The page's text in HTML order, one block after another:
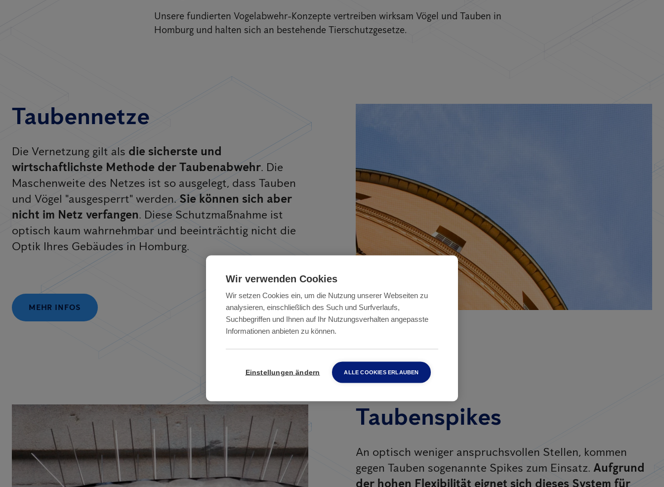
Unsere fundierten Vogelabwehr-Konzepte vertreiben wirksam Vögel und Tauben in
Homburg und halten sich an bestehende Tierschutzgesetze.
Taubennetze
Die Vernetzung gilt als die sicherste und
wirtschaftlichste Methode der Taubenabwehr. Die
Maschenweite des Netzes ist so ausgelegt, dass Tauben
und Vögel "ausgesperrt" werden.Sie können sich aber
nicht im Netz verfangen. Diese Schutzmaßnahme ist
optisch kaum wahrnehmbar und beeinträchtig nicht die
Optik Ihres Gebäudes in Homburg.
MEHR INFOS
Taubenspikes
An optisch weniger anspruchsvollen Stellen, kommen
gegen Tauben sogenannte Spikes zum Einsatz. Aufgrund
der hohen Flexibilität eignet sich dieses System für
Wir verwenden Cookies
Wir setzen Cookies ein, um die Nutzung unserer Webseiten zu
analysieren, einschließlich des Such und Surfverlaufs,
Suchbegriffen und Ihnen auf Ihr Nutzungsverhalten angepasste
Informationen anbieten zu können.
Einstellungen ändern ALLE COOKIES ERLAUBEN